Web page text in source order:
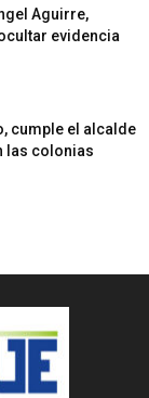
Aguirre,
evidencia
cumple el alcalde
las colonias